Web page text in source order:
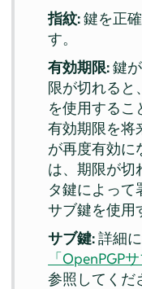
指紋:鍵を正
す。
有効期限:鍵
限が切れると
を使用するこ
有効期限を将
が再度有効に
は、期限が切
タ鍵によって
サブ鍵を使用
サブ鍵:詳細
「OpenPGP
参照してくだ